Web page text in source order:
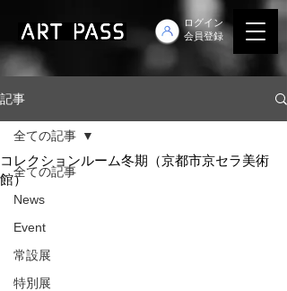
ログイン
会員登録
記事
全ての記事
News
Event
常設展
特別展
全ての記事
コレクションルーム冬期（京都市京セラ美術
館）